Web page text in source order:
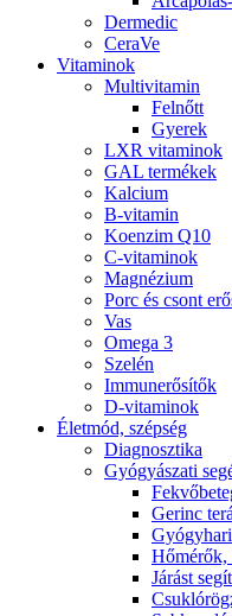
Dermedic
CeraVe
Vitaminok
Multivitamin
Felnőtt
Gyerek
LXR vitaminok
GAL termékek
Kalcium
B-vitamin
Koenzim Q10
C-vitaminok
Magnézium
Porc és csont
Vas
Omega 3
Szelén
Immunerősítők
D-vitaminok
Életmód, szépség
Diagnosztika
Gyógyászati
Gerinc
Hőmérők,
Járást